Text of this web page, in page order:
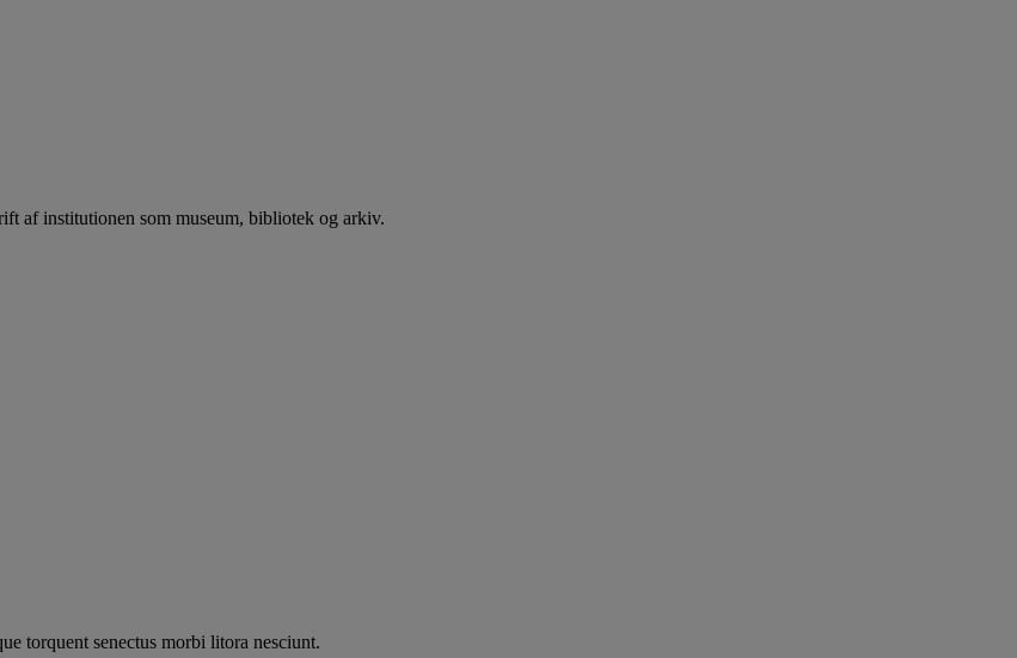
af institutionen som museum, bibliotek og arkiv.
torquent senectus morbi litora nesciunt.